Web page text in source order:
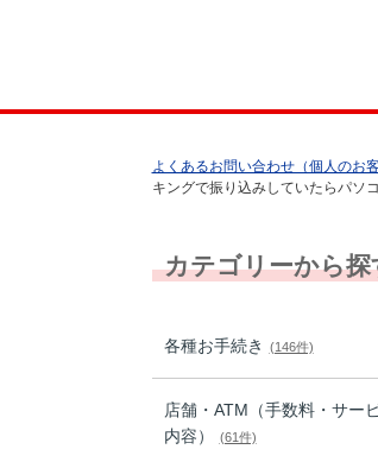
よくあるお問い合わせ（個人のお客
キングで振り込みしていたらパソ
カテゴリーから探
各種お手続き (146件)
店舗・ATM（手数料・サー
内容）
(61件)